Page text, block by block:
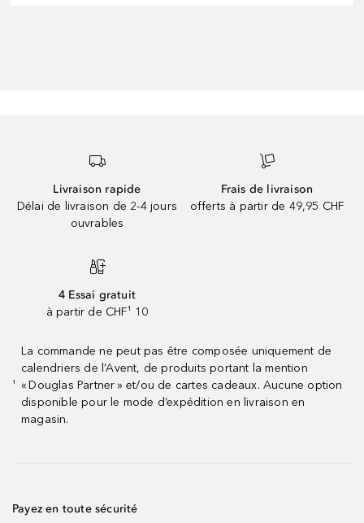
Livraison rapide
Délai de livraison de 2-4 jours
ouvrables
Frais de livraison
offerts à partir de 49,95 CHF
4 Essai gratuit
à partir de CHF¹ 10
¹
La commande ne peut pas être composée uniquement de
calendriers de l’Avent, de produits portant la mention
« Douglas Partner » et/ou de cartes cadeaux. Aucune option
disponible pour le mode d’expédition en livraison en
magasin.
Payez en toute sécurité